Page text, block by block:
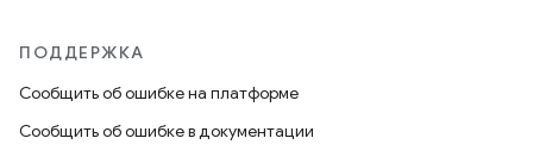
ПОДДЕРЖКА
Сообщить об ошибке на платформе
Сообщить об ошибке в документации